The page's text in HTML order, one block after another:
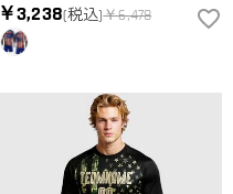
￥3,238(税込)￥6,478